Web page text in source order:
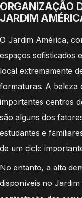
ORGANIZAÇÃO
JARDIM
O Jardim América,
espaços sofisticados
local extremamente
formaturas. A beleza
importantes centros
são alguns dos
estudantes e
de um ciclo
No entanto, a alta
disponíveis no